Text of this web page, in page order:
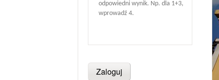
odpowiedni wynik. Np. dla 1+3,
wprowadź 4.